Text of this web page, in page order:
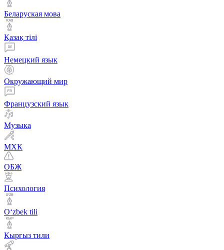
Беларуская мова
Қазақ тiлi
Немецкий язык
Окружающий мир
Французский язык
Музыка
МХК
ОБЖ
Психология
Оʻzbek tili
Кыргыз тили